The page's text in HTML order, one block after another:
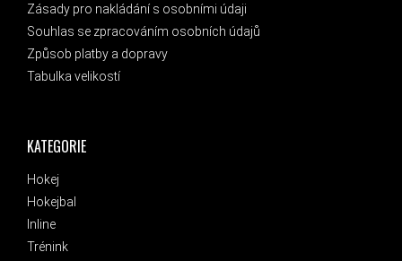
KATEGORIE
Hokej
Hokejbal
Inline
Trénink
Zásady pro nakládání s osobními údaji
Souhlas se zpracováním osobních údajů
Způsob platby a dopravy
Tabulka velikostí